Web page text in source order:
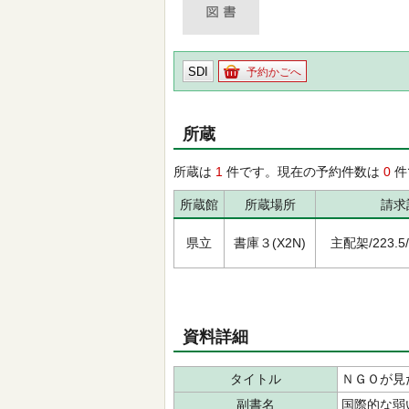
SDI 予約かごへ
所蔵
所蔵は 1 件です。現在の予約件数は 0
所蔵館 所蔵場所 請求
県立 書庫３(X2N) 主配架/
資料詳細
タイトル
ＮＧＯが
副書名
国際的な